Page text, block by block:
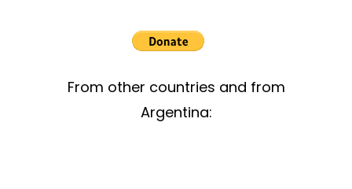
From other countries and from
Argentina: